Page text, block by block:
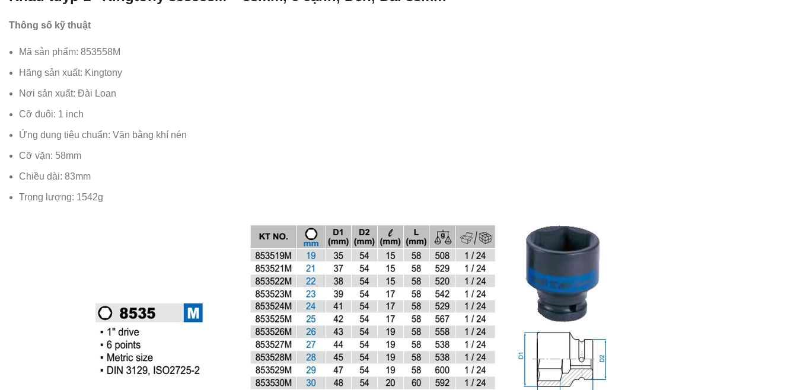
Thông số kỹ thuật
Mã sản phẩm: 853558M
Hãng sản xuất: Kingtony
Nơi sản xuất: Đài Loan
Cỡ đuôi: 1 inch
Ứng dụng tiêu chuẩn: Vặn bằng khí nén
Cỡ vặn: 58mm
Chiều dài: 83mm
Trọng lượng: 1542g